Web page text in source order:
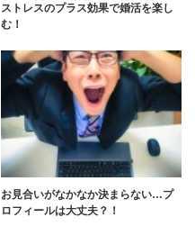
ストレスのプラス効果で婚活を楽し
む！
お見合いがなかなか決まらない…プ
ロフィールは大丈夫？！